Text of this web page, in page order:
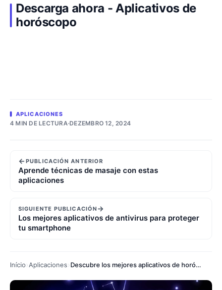
Descarga ahora - Aplicativos de
horóscopo
APLICACIONES
4 MIN DE LECTURA·DEZEMBRO 12, 2024
←PUBLICACIÓN ANTERIOR
Aprende técnicas de masaje con estas
aplicaciones
SIGUIENTE PUBLICACIÓN→
Los mejores aplicativos de antivirus para proteger
tu smartphone
Início Aplicaciones Descubre los mejores aplicativos de horóscopo para tu día a día